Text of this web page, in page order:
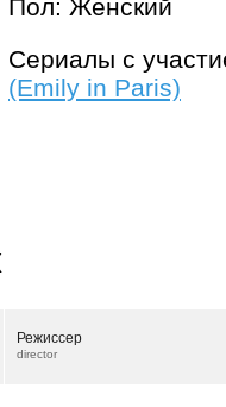
Пол: Женский
Сериалы с
(Emily in Paris)
Режиссер
director